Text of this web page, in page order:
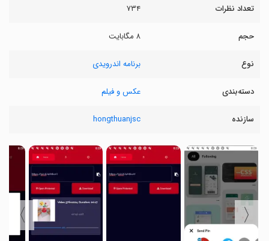
تعداد نظرات ۷۳۴
حجم ۸ مگابایت
نوع برنامه اندرویدی
دسته‌بندی عکس و فیلم
سازنده hongthuanjsc
〈
〉